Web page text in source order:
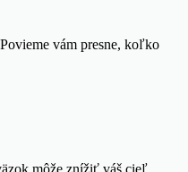
vám presne, koľko